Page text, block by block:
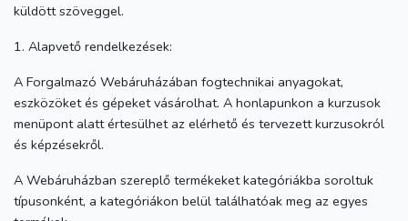
küldött szöveggel.
1. Alapvető rendelkezések:
A Forgalmazó Webáruházában fogtechnikai anyagokat,
eszközöket és gépeket vásárolhat. A honlapunkon a kurzusok
menüpont alatt értesülhet az elérhető és tervezett kurzusokról
és képzésekről.
A Webáruházban szereplő termékeket kategóriákba soroltuk
típusonként, a kategóriákon belül találhatóak meg az egyes